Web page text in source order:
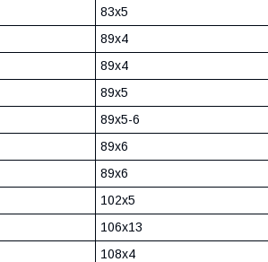
83х5
89х4
89х4
89х5
89х5-6
89х6
89х6
102х5
106х13
108х4